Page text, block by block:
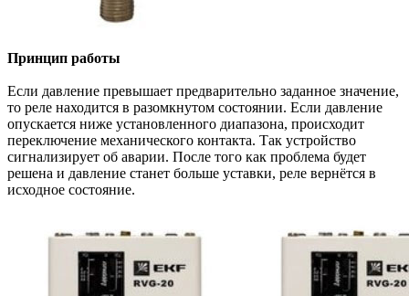
Принцип работы
Если давление превышает предварительно заданное значение,
то реле находится в разомкнутом состоянии. Если давление
опускается ниже установленного диапазона, происходит
переключение механического контакта. Так устройство
сигнализирует об аварии. После того как проблема будет
решена и давление станет больше уставки, реле вернётся в
исходное состояние.